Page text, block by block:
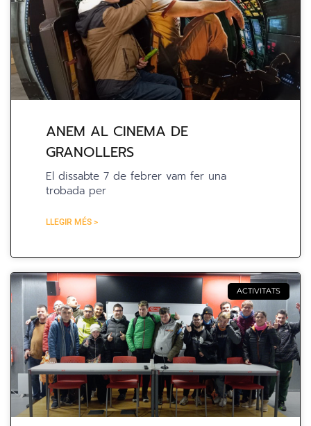
ANEM AL CINEMA DE
GRANOLLERS
El dissabte 7 de febrer vam fer una
trobada per
LLEGIR MÉS >
ACTIVITATS